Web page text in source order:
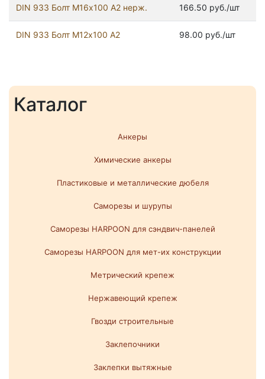
Каталог
Анкеры
Химические анкеры
Пластиковые и металлические дюбеля
Саморезы и шурупы
Саморезы HARPOON для сэндвич-панелей
Саморезы HARPOON для мет-их конструкции
Метрический крепеж
Нержавеющий крепеж
Гвозди строительные
Заклепочники
Заклепки вытяжные
DIN 933 Болт М16х100 А2 нерж. 166.50 руб./шт
DIN 933 Болт М12х100 А2 98.00 руб./шт